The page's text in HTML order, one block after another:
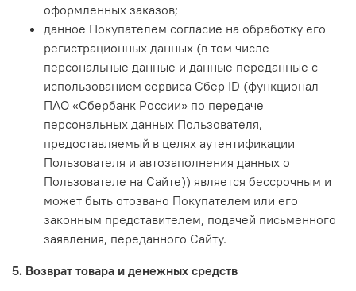
оформленных заказов;
данное Покупателем согласие на обработку его
регистрационных данных (в том числе
персональные данные и данные переданные с
использованием сервиса Сбер ID (функционал
ПАО «Сбербанк России» по передаче
персональных данных Пользователя,
предоставляемый в целях аутентификации
Пользователя и автозаполнения данных о
Пользователе на Сайте)) является бессрочным и
может быть отозвано Покупателем или его
законным представителем, подачей письменного
заявления, переданного Сайту.
5. Возврат товара и денежных средств